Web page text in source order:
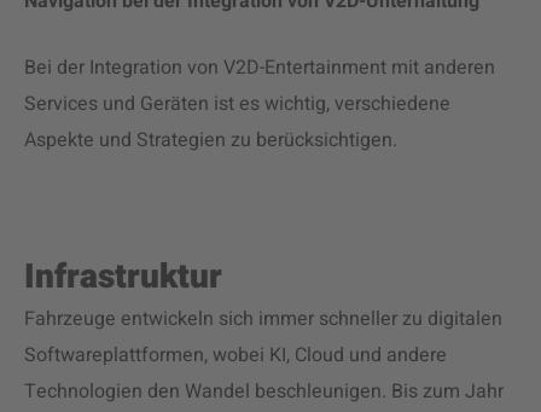
Bei der Integration von V2D-Entertainment mit anderen
Services und Geräten ist es wichtig, verschiedene
Aspekte und Strategien zu berücksichtigen.
Infrastruktur
Fahrzeuge entwickeln sich immer schneller zu digitalen
Softwareplattformen, wobei KI, Cloud und andere
Technologien den Wandel beschleunigen. Bis zum Jahr